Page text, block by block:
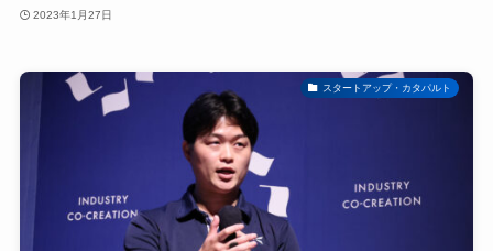
2023年1月27日
スタートアップ・カタパルト